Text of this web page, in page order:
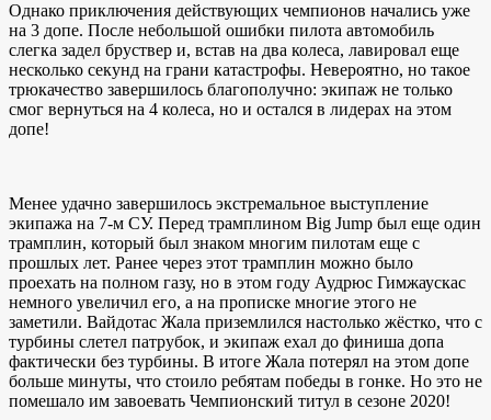
Однако приключения действующих чемпионов начались уже
на 3 допе. После небольшой ошибки пилота автомобиль
слегка задел бруствер и, встав на два колеса, лавировал еще
несколько секунд на грани катастрофы. Невероятно, но такое
трюкачество завершилось благополучно: экипаж не только
смог вернуться на 4 колеса, но и остался в лидерах на этом
допе!
Менее удачно завершилось экстремальное выступление
экипажа на 7-м СУ. Перед трамплином Big Jump был еще один
трамплин, который был знаком многим пилотам еще с
прошлых лет. Ранее через этот трамплин можно было
проехать на полном газу, но в этом году Аудрюс Гимжаускас
немного увеличил его, а на прописке многие этого не
заметили. Вайдотас Жала приземлился настолько жёстко, что с
турбины слетел патрубок, и экипаж ехал до финиша допа
фактически без турбины. В итоге Жала потерял на этом допе
больше минуты, что стоило ребятам победы в гонке. Но это не
помешало им завоевать Чемпионский титул в сезоне 2020!